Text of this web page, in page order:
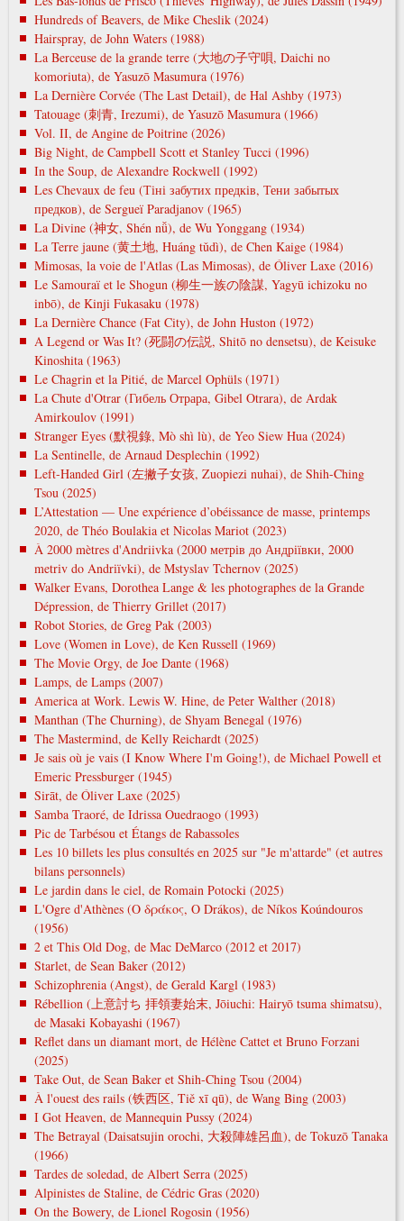
Hundreds of Beavers, de Mike Cheslik (2024)
Hairspray, de John Waters (1988)
La Berceuse de la grande terre (大地の子守唄, Daichi no
komoriuta), de Yasuzō Masumura (1976)
La Dernière Corvée (The Last Detail), de Hal Ashby (1973)
Tatouage (刺青, Irezumi), de Yasuzō Masumura (1966)
Vol. II, de Angine de Poitrine (2026)
Big Night, de Campbell Scott et Stanley Tucci (1996)
In the Soup, de Alexandre Rockwell (1992)
Les Chevaux de feu (Тіні забутих предків, Тени забытых
предков), de Sergueï Paradjanov (1965)
La Divine (神女, Shén nǚ), de Wu Yonggang (1934)
La Terre jaune (黄土地, Huáng tǔdì), de Chen Kaige (1984)
Mimosas, la voie de l'Atlas (Las Mimosas), de Óliver Laxe (2016)
Le Samouraï et le Shogun (柳生一族の陰謀, Yagyū ichizoku no
inbō), de Kinji Fukasaku (1978)
La Dernière Chance (Fat City), de John Huston (1972)
A Legend or Was It? (死闘の伝説, Shitō no densetsu), de Keisuke
Kinoshita (1963)
Le Chagrin et la Pitié, de Marcel Ophüls (1971)
La Chute d'Otrar (Гибель Отрара, Gibel Otrara), de Ardak
Amirkoulov (1991)
Stranger Eyes (默視錄, Mò shì lù), de Yeo Siew Hua (2024)
La Sentinelle, de Arnaud Desplechin (1992)
Left-Handed Girl (左撇子女孩, Zuopiezi nuhai), de Shih-Ching
Tsou (2025)
L’Attestation — Une expérience d’obéissance de masse, printemps
2020, de Théo Boulakia et Nicolas Mariot (2023)
À 2000 mètres d'Andriivka (2000 метрів до Андріївки, 2000
metrіv do Andrіїvki), de Mstyslav Tchernov (2025)
Walker Evans, Dorothea Lange & les photographes de la Grande
Dépression, de Thierry Grillet (2017)
Robot Stories, de Greg Pak (2003)
Love (Women in Love), de Ken Russell (1969)
The Movie Orgy, de Joe Dante (1968)
Lamps, de Lamps (2007)
America at Work. Lewis W. Hine, de Peter Walther (2018)
Manthan (The Churning), de Shyam Benegal (1976)
The Mastermind, de Kelly Reichardt (2025)
Je sais où je vais (I Know Where I'm Going!), de Michael Powell et
Emeric Pressburger (1945)
Sirāt, de Óliver Laxe (2025)
Samba Traoré, de Idrissa Ouedraogo (1993)
Pic de Tarbésou et Étangs de Rabassoles
Les 10 billets les plus consultés en 2025 sur "Je m'attarde" (et autres
bilans personnels)
Le jardin dans le ciel, de Romain Potocki (2025)
L'Ogre d'Athènes (Ο δράκος, O Drákos), de Níkos Koúndouros
(1956)
2 et This Old Dog, de Mac DeMarco (2012 et 2017)
Starlet, de Sean Baker (2012)
Schizophrenia (Angst), de Gerald Kargl (1983)
Rébellion (上意討ち 拝領妻始末, Jōiuchi: Hairyō tsuma shimatsu),
de Masaki Kobayashi (1967)
Reflet dans un diamant mort, de Hélène Cattet et Bruno Forzani
(2025)
Take Out, de Sean Baker et Shih-Ching Tsou (2004)
À l'ouest des rails (铁西区, Tiě xī qū), de Wang Bing (2003)
I Got Heaven, de Mannequin Pussy (2024)
The Betrayal (Daisatsujin orochi, 大殺陣雄呂血), de Tokuzō Tanaka
(1966)
Tardes de soledad, de Albert Serra (2025)
Alpinistes de Staline, de Cédric Gras (2020)
On the Bowery, de Lionel Rogosin (1956)